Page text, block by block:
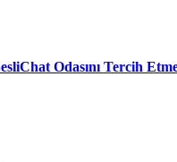
Odasını Tercih